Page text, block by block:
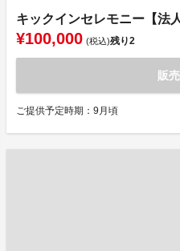
キックインセレモニー【法
¥100,000 (税込)残り2
販
ご提供予定時期：9月頃